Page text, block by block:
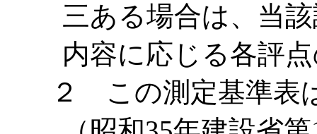
三ある場合は、当
内容に応じる各評
２ この測定基準表